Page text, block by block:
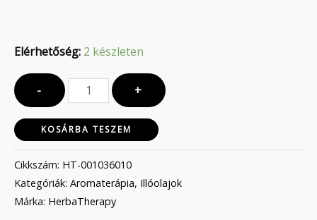
Elérhetőség: 2 készleten
- +
KOSÁRBA TESZEM
Cikkszám: HT-001036010
Kategóriák: Aromaterápia, Illóolajok
Márka: HerbaTherapy